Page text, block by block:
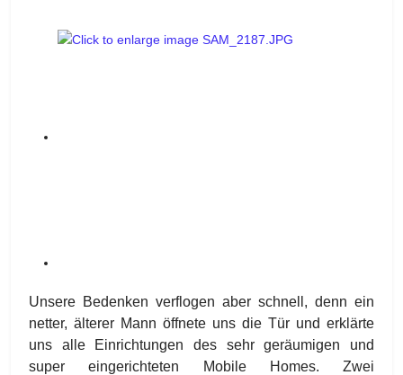
Unsere Bedenken verflogen aber schnell, denn ein
netter, älterer Mann öffnete uns die Tür und erklärte
uns alle Einrichtungen des sehr geräumigen und
super eingerichteten Mobile Homes. Zwei